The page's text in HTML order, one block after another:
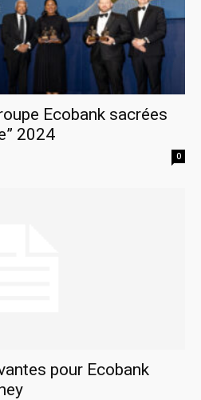
Ecobank sacrées
2024
0
pour Ecobank